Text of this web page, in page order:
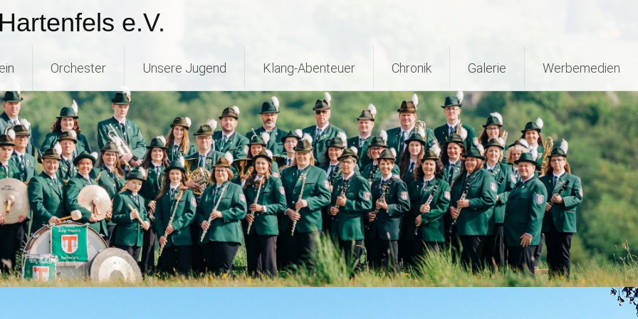
e.V.
Orchester Unsere Jugend Klang-Abenteuer Chronik Galerie Werbemedien